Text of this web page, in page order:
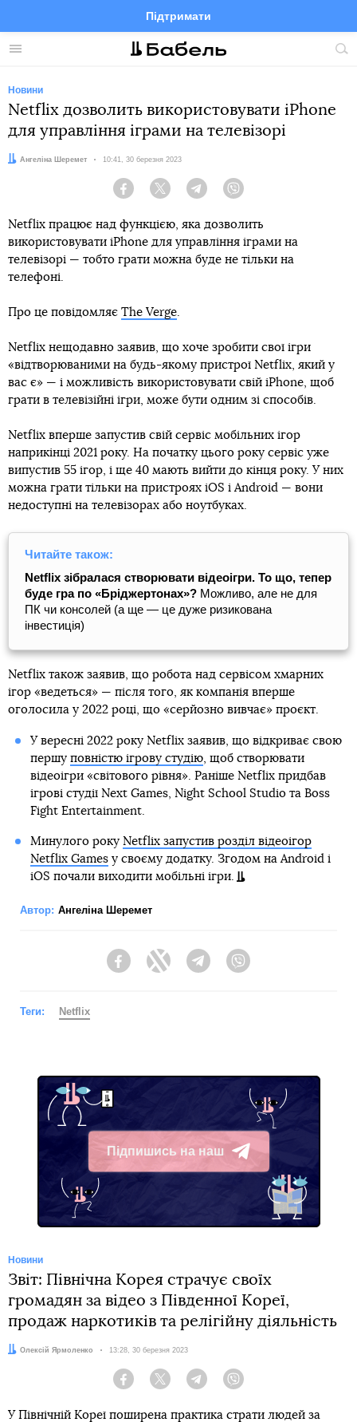
Меню
Підтримати
FacebookTelegramTwitter
Новини
Netflix дозволить використовувати iPhone
для управління іграми на телевізорі
Автор:
Ангеліна Шеремет Дата:
10:41, 30 березня 2023
Facebook Twitter Telegram
Netflix працює над функцією, яка дозволить
використовувати iPhone для управління іграми на
телевізорі — тобто грати можна буде не тільки на
телефоні.
Про це повідомляє The Verge.
Netflix нещодавно заявив, що хоче зробити свої ігри
«відтворюваними на будь-якому пристрої Netflix, який у
вас є» — і можливість використовувати свій iPhone, щоб
грати в телевізійні ігри, може бути одним зі способів.
Netflix вперше запустив свій сервіс мобільних ігор
наприкінці 2021 року. На початку цього року сервіс уже
випустив 55 ігор, і ще 40 мають вийти до кінця року. У них
можна грати тільки на пристроях iOS і Android — вони
недоступні на телевізорах або ноутбуках.
Читайте також:
Netflix зібралася створювати відеоігри. То що, тепер
буде гра по «Бріджертонах»? Можливо, але не для
ПК чи консолей (а ще — це дуже ризикована
інвестиція)
Netflix також заявив, що робота над сервісом хмарних
ігор «ведеться» — після того, як компанія вперше
оголосила у 2022 році, що «серйозно вивчає» проєкт.
У вересні 2022 року Netflix заявив, що відкриває свою
першу повністю ігрову студію, щоб створювати
відеоігри «світового рівня». Раніше Netflix придбав
ігрові студії Next Games, Night School Studio та Boss
Fight Entertainment.
Минулого року Netflix запустив розділ відеоігор
Netflix Gamesу своєму додатку. Згодом на Android і
iOS почали виходити мобільні ігри.
Автор: Ангеліна Шеремет
FacebookTwitter Telegram
Теги: Netflix
Підпишись на наш
Telegram
Новини
Звіт: Північна Корея страчує своїх
громадян за відео з Південної Кореї,
продаж наркотиків та релігійну діяльність
Автор:
Олексій Ярмоленко Дата:
13:28, 30 березня 2023
Facebook Twitter Telegram
У Північній Кореї поширена практика страти людей за